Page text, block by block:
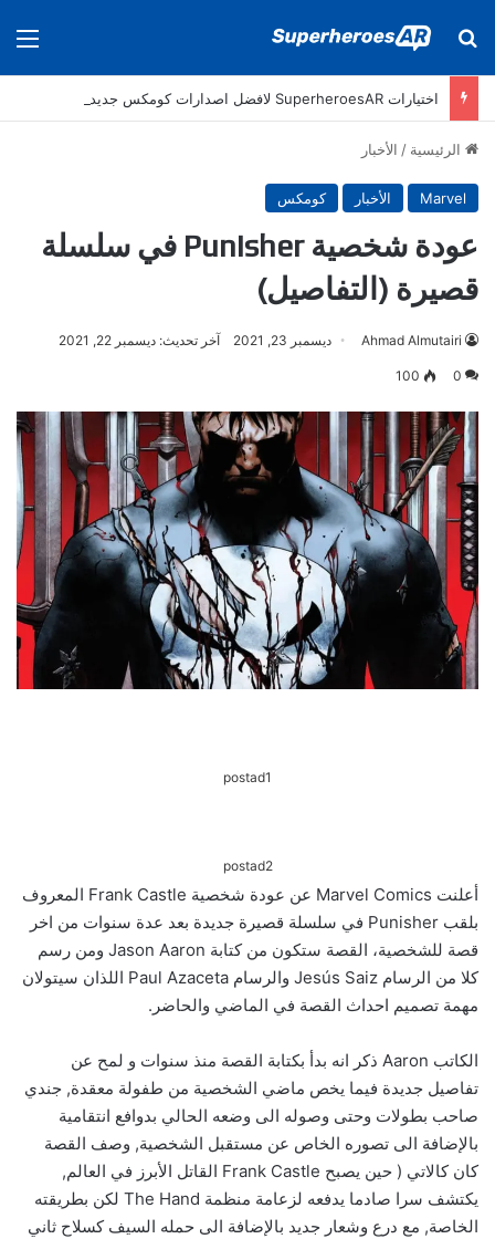
بحث عن
الرئيسية / الأخبار
Marvel الأخبار كومكس
عودة شخصية Punisher في سلسلة
قصيرة (التفاصيل)
Ahmad Almutairi ديسمبر 23, 2021 آخر تحديث: ديسمبر 22, 2021
0
100
postad1
postad2
أعلنت Marvel Comics عن عودة شخصية Frank Castle المعروف
بلقب Punisher في سلسلة قصيرة جديدة بعد عدة سنوات من اخر
قصة للشخصية، القصة ستكون من كتابة Jason Aaron ومن رسم
كلا من الرسام Jesús Saiz والرسام Paul Azaceta اللذان سيتولان
مهمة تصميم احداث القصة في الماضي والحاضر.
الكاتب Aaron ذكر انه بدأ بكتابة القصة منذ سنوات و لمح عن
تفاصيل جديدة فيما يخص ماضي الشخصية من طفولة معقدة, جندي
صاحب بطولات وحتى وصوله الى وضعه الحالي بدوافع انتقامية
بالإضافة الى تصوره الخاص عن مستقبل الشخصية, وصف القصة
كان كالاتي ( حين يصبح Frank Castle القاتل الأبرز في العالم,
يكتشف سرا صادما يدفعه لزعامة منظمة The Hand لكن بطريقته
الخاصة, مع درع وشعار جديد بالإضافة الى حمله السيف كسلاح ثاني